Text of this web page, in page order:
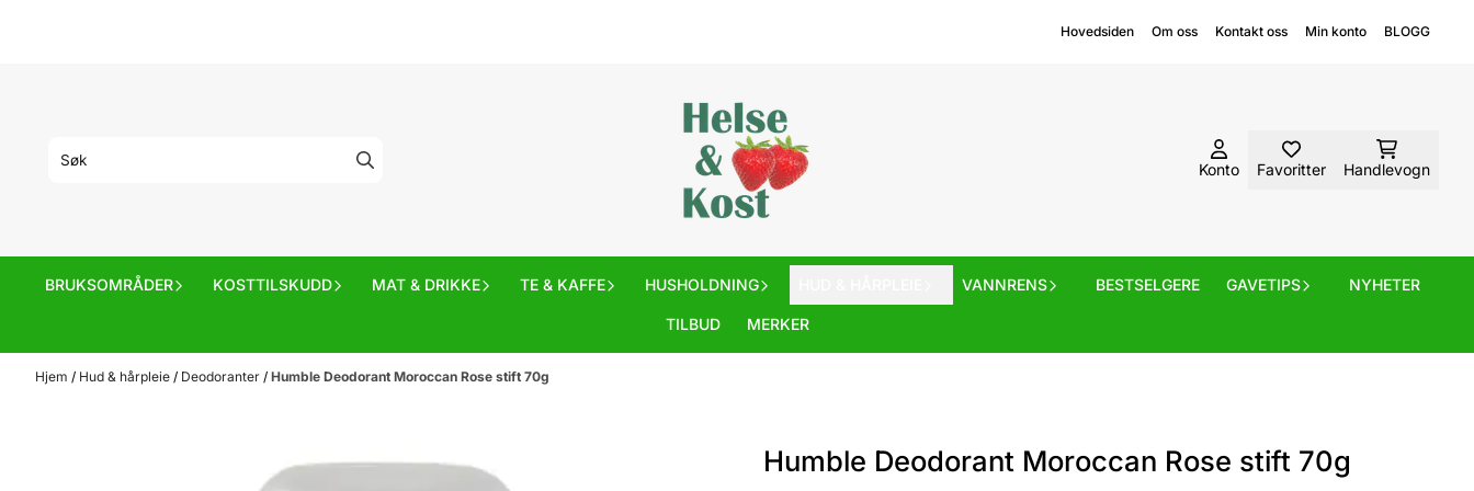
Hovedsiden Om oss Kontakt oss Min konto BLOGG
Konto Favoritter Handlevogn
BRUKSOMRÅDER KOSTTILSKUDD MAT & DRIKKE TE & KAFFE HUSHOLDNING VANNRENS BESTSELGERE GAVETIPS NYHETER
TILBUD MERKER
Hjem / Hud & hårpleie / Deodoranter / Humble Deodorant Moroccan Rose stift 70g
Humble Deodorant Moroccan Rose stift 70g